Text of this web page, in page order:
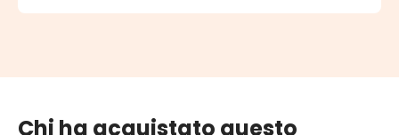
Chi ha acquistato questo